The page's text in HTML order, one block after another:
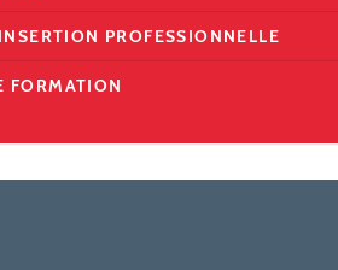
PROFESSIONNELLE
FORMATION